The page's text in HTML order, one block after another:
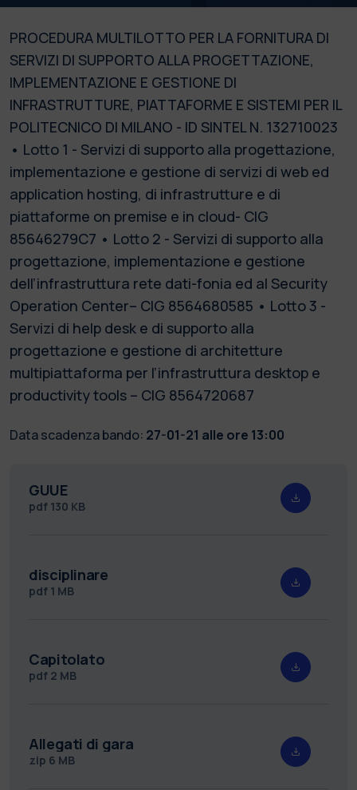
PROCEDURA MULTILOTTO PER LA FORNITURA DI
SERVIZI DI SUPPORTO ALLA PROGETTAZIONE,
IMPLEMENTAZIONE E GESTIONE DI
INFRASTRUTTURE, PIATTAFORME E SISTEMI PER IL
POLITECNICO DI MILANO - ID SINTEL N. 132710023
• Lotto 1 - Servizi di supporto alla progettazione,
implementazione e gestione di servizi di web ed
application hosting, di infrastrutture e di
piattaforme on premise e in cloud- CIG
85646279C7 • Lotto 2 - Servizi di supporto alla
progettazione, implementazione e gestione
dell’infrastruttura rete dati-fonia ed al Security
Operation Center– CIG 8564680585 • Lotto 3 -
Servizi di help desk e di supporto alla
progettazione e gestione di architetture
multipiattaforma per l’infrastruttura desktop e
productivity tools – CIG 8564720687
Data scadenza bando: 27-01-21 alle ore 13:00
GUUE
pdf 130 KB
disciplinare
pdf 1 MB
Capitolato
pdf 2 MB
Allegati di gara
zip 6 MB